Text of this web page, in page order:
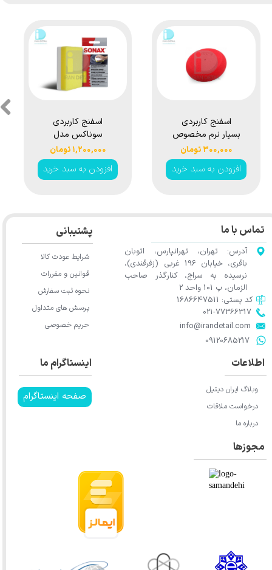
اسفنج کاربردی
سوناکس مدل
Sonax
Application
Sponge
۱,۲۰۰,۰۰۰ تومان
افزودن به سبد خرید
اسفنج کاربردی
بسیار نرم مخصوص
واکس اس جی سی
بی مدل SGCB
Hand Wax
۳۰۰,۰۰۰ تومان
افزودن به سبد خرید
تماس با ما
آدرس: تهران، تهرانپارس، اتوبان
باقری، خیابان 196 غربی (زفرقندی)،
نرسیده به سراج، کنارگذر صاحب
الزمان، پ 101 واحد 2
​​​​​​​info@irandetail.com
021-77366317​​​​​​​​​​​​​​​​​​​​​
​​​​​​​09120685217​​​​​​​
کد پستی: 1686647511
اینستاگرام ما
صفحه اینستاگرام
اطلاعات
وبلاگ ایران دیتیل
درخواست ملاقات
درباره ما
پشتیبانی
شرایط عودت کالا
قوانین و مقررات
نحوه ثبت سفارش
پرسش های متداول
حریم خصوصی
مجوزها